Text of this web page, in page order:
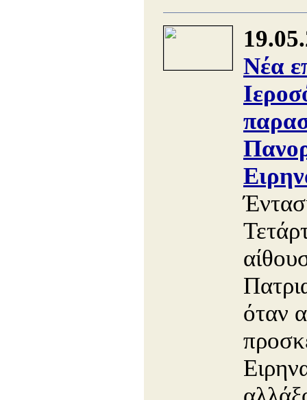
Νέα
όταν